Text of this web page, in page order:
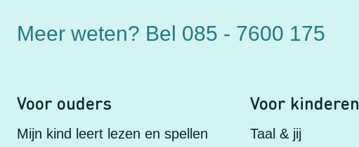
Meer weten? Bel 085 - 7600 175
Voor ouders
Mijn kind leert lezen en spellen
Voor kinderen
Taal & jij